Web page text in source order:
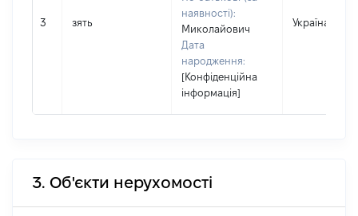
3 зять
наявності):
Миколайович
Дата
народження:
[Конфіденційна
інформація]
Україна
3. Об'єкти нерухомості